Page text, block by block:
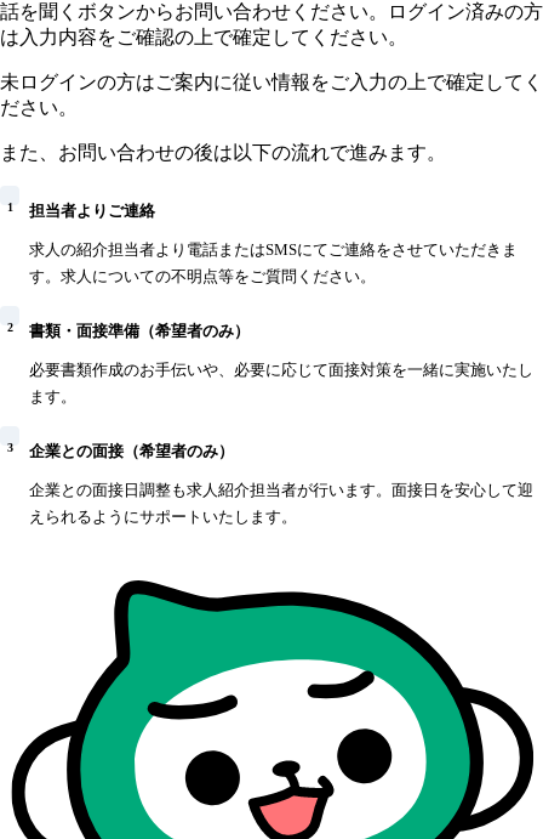
話を聞くボタンからお問い合わせください。ログイン済みの方
は入力内容をご確認の上で確定してください。
未ログインの方はご案内に従い情報をご入力の上で確定してく
ださい。
また、お問い合わせの後は以下の流れで進みます。
1 担当者よりご連絡
求人の紹介担当者より電話またはSMSにてご連絡をさせていただきま
す。求人についての不明点等をご質問ください。
2 書類・面接準備（希望者のみ）
必要書類作成のお手伝いや、必要に応じて面接対策を一緒に実施いたし
ます。
3 企業との面接（希望者のみ）
企業との面接日調整も求人紹介担当者が行います。面接日を安心して迎
えられるようにサポートいたします。